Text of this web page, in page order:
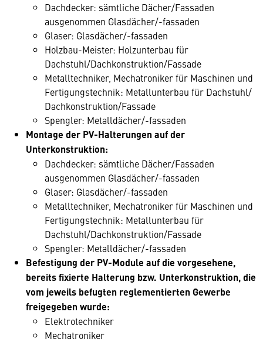
Dachdecker: sämtliche Dächer/Fassaden
ausgenommen Glasdächer/-fassaden
Glaser: Glasdächer/-fassaden
Holzbau-Meister: Holzunterbau für
Dachstuhl/Dachkonstruktion/Fassade
Metalltechniker, Mechatroniker für Maschinen und
Fertigungstechnik: Metallunterbau für Dachstuhl/
Dachkonstruktion/Fassade
Spengler: Metalldächer/-fassaden
Montage der PV-Halterungen auf der
Unterkonstruktion:
Dachdecker: sämtliche Dächer/Fassaden
ausgenommen Glasdächer/-fassaden
Glaser: Glasdächer/-fassaden
Metalltechniker, Mechatroniker für Maschinen und
Fertigungstechnik: Metallunterbau für
Dachstuhl/Dachkonstruktion/Fassade
Spengler: Metalldächer/-fassaden
Befestigung der PV-Module auf die vorgesehene,
bereits fixierte Halterung bzw. Unterkonstruktion, die
vom jeweils befugten reglementierten Gewerbe
freigegeben wurde:
Elektrotechniker
Mechatroniker